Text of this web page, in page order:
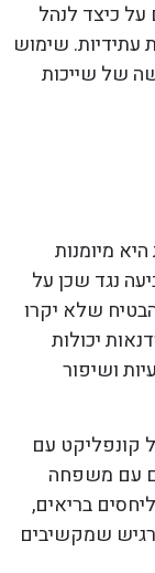
כיצד לנהל
שימוש
של שייכות
מיומנות
נגד שכן על
שלא יקרו
יכולות
ושיפור
קונפליקט עם
עם משפחה
בריאים,
שמקשיבים